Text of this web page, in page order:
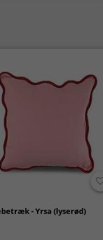
- Yrsa (lyserød)